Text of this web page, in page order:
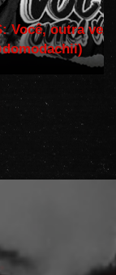
Você, outra vez!